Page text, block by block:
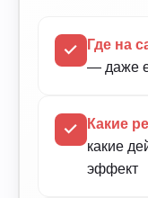
Где на
— даже
Какие
какие
эффект